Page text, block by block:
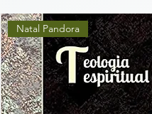
Natal Pandora